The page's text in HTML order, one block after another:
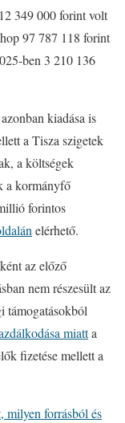
349 000 forint volt
97 787 118 forint
ben 3 210 136
kiadása is
a Tisza szigetek
a költségek
a kormányfő
forintos
elérhető.
az előző
nem részesült az
támogatásokból
miatta
fizetése mellett a
milyen forrásból és